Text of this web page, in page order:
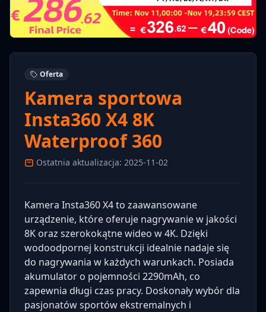
Oferta
Kamera sportowa
Insta360 X4 8K
Waterproof 360
Ostatnia aktualizacja: 2025-11-02
Kamera Insta360 X4 to zaawansowane
urządzenie, które oferuje nagrywanie w jakości
8K oraz szerokokątne wideo w 4K. Dzięki
wodoodpornej konstrukcji idealnie nadaje się
do nagrywania w każdych warunkach. Posiada
akumulator o pojemności 2290mAh, co
zapewnia długi czas pracy. Doskonały wybór dla
pasjonatów sportów ekstremalnych i